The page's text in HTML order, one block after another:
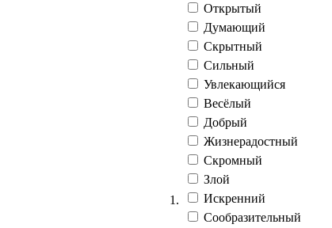
1.
Открытый
Думающий
Скрытный
Сильный
Увлекающийся
Весёлый
Добрый
Жизнерадостный
Скромный
Злой
Искренний
Сообразительный